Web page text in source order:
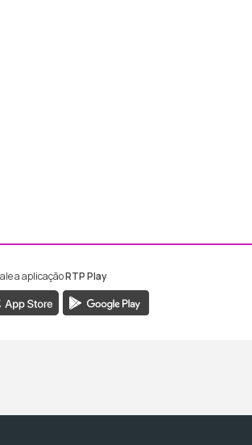
Madeira
Madeira
a aplicaçãoRTP Play